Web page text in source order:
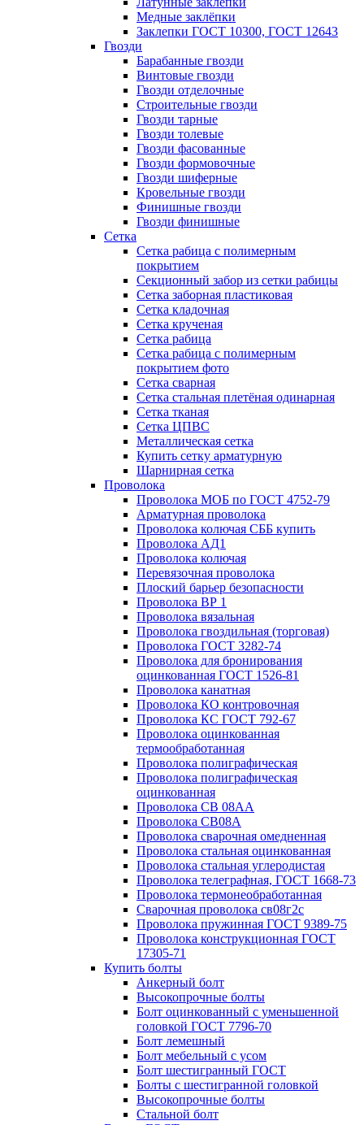
Медные заклёпки
Заклепки ГОСТ 10300, ГОСТ 12643
Гвозди
Барабанные гвозди
Винтовые гвозди
Гвозди отделочные
Строительные гвозди
Гвозди тарные
Гвозди толевые
Гвозди фасованные
Гвозди формовочные
Гвозди шиферные
Кровельные гвозди
Финишные гвозди
Гвозди финишные
Сетка
Сетка рабица с полимерным
покрытием
Секционный забор из сетки рабицы
Сетка заборная пластиковая
Сетка кладочная
Сетка крученая
Сетка рабица
Сетка рабица с полимерным
покрытием фото
Сетка сварная
Сетка стальная плетёная одинарная
Сетка тканая
Сетка ЦПВС
Металлическая сетка
Купить сетку арматурную
Шарнирная сетка
Проволока
Проволока МОБ по ГОСТ 4752-79
Арматурная проволока
Проволока колючая СББ купить
Проволока АД1
Проволока колючая
Перевязочная проволока
Плоский барьер безопасности
Проволока ВР 1
Проволока вязальная
Проволока гвоздильная (торговая)
Проволока ГОСТ 3282-74
Проволока для бронирования
оцинкованная ГОСТ 1526-81
Проволока канатная
Проволока КО контровочная
Проволока КС ГОСТ 792-67
Проволока оцинкованная
термообработанная
Проволока полиграфическая
Проволока полиграфическая
оцинкованная
Проволока СВ 08АА
Проволока СВ08А
Проволока сварочная омедненная
Проволока стальная оцинкованная
Проволока стальная углеродистая
Проволока телеграфная, ГОСТ 1668-73
Проволока термонеобработанная
Сварочная проволока св08г2с
Проволока пружинная ГОСТ 9389-75
Проволока конструкционная ГОСТ
17305-71
Купить болты
Анкерный болт
Высокопрочные болты
Болт оцинкованный с уменьшенной
головкой ГОСТ 7796-70
Болт лемешный
Болт мебельный с усом
Болт шестигранный ГОСТ
Болты с шестигранной головкой
Высокопрочные болты
Стальной болт